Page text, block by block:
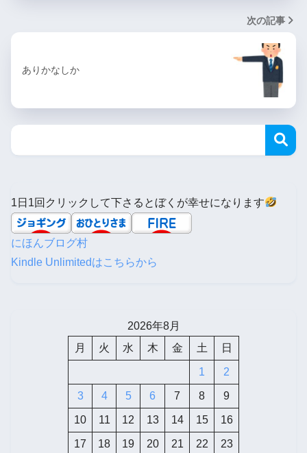
次の記事
ありかなしか
1日1回クリックして下さるとぼくが幸せになります
にほんブログ村
Kindle Unlimitedはこちらから
2026年8月
月
火 水 木 金 土 日
1 2
3 4 5 6 7 8 9
10 11 12 13 14 15 16
17 18 19 20 21 22 23